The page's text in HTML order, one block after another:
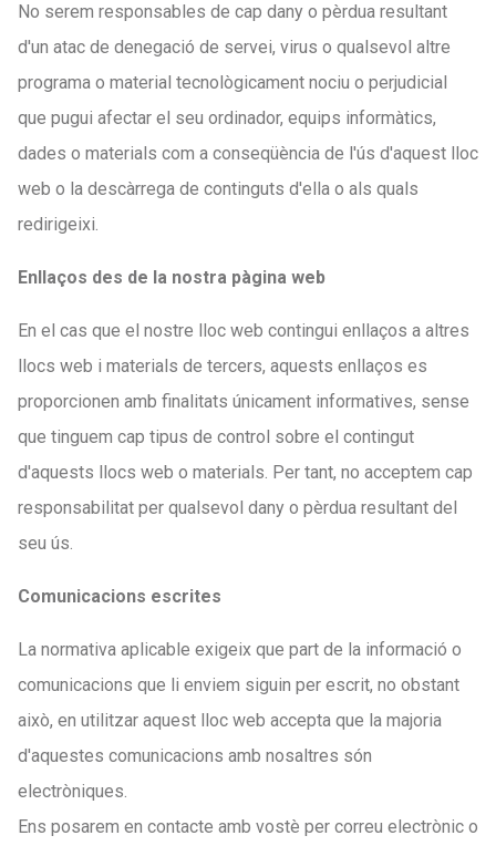
No serem responsables de cap dany o pèrdua resultant
d'un atac de denegació de servei, virus o qualsevol altre
programa o material tecnològicament nociu o perjudicial
que pugui afectar el seu ordinador, equips informàtics,
dades o materials com a conseqüència de l'ús d'aquest lloc
web o la descàrrega de continguts d'ella o als quals
redirigeixi.
Enllaços des de la nostra pàgina web
En el cas que el nostre lloc web contingui enllaços a altres
llocs web i materials de tercers, aquests enllaços es
proporcionen amb finalitats únicament informatives, sense
que tinguem cap tipus de control sobre el contingut
d'aquests llocs web o materials. Per tant, no acceptem cap
responsabilitat per qualsevol dany o pèrdua resultant del
seu ús.
Comunicacions escrites
La normativa aplicable exigeix que part de la informació o
comunicacions que li enviem siguin per escrit, no obstant
això, en utilitzar aquest lloc web accepta que la majoria
d'aquestes comunicacions amb nosaltres són
electròniques.
Ens posarem en contacte amb vostè per correu electrònic o